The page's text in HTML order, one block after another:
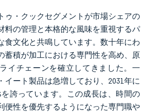
ゥ・クックセグメントが市場シェアの
料の管理と本格的な風味を重視するパ
食文化と共鳴しています。数十年にわ
蓄積が加工における専門性を高め、原
イチェーンを確立してきました。一
イート製品は急増しており、2031年に
を誇っています。この成長は、時間の
便性を優先するようになった専門職や